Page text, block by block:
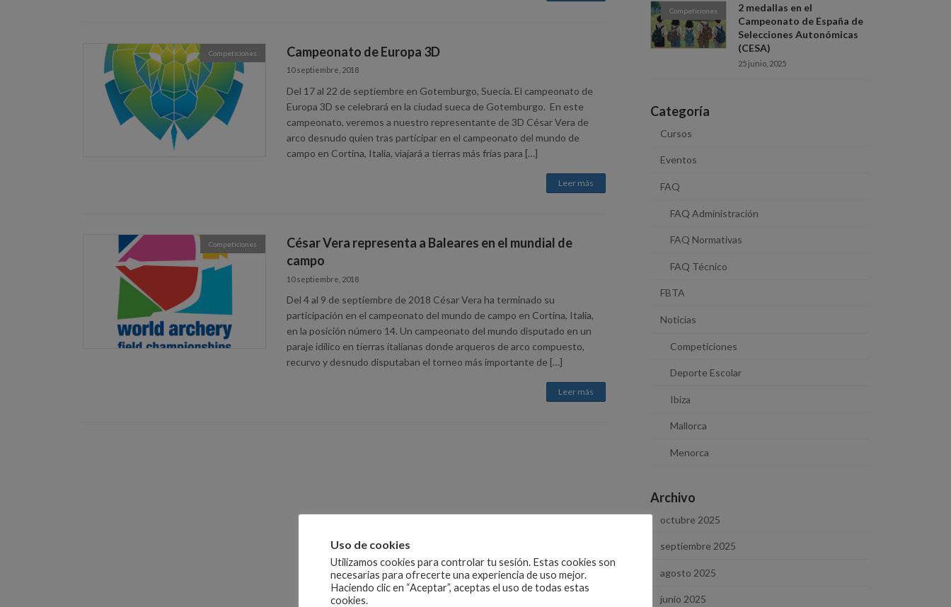
Competiciones Campeonato de Europa 3D
10 septiembre, 2018
Del 17 al 22 de septiembre en Gotemburgo, Suecia. El campeonato de
Europa 3D se celebrará en la ciudad sueca de Gotemburgo. En este
campeonato, veremos a nuestro representante de 3D César Vera de
arco desnudo quien tras participar en el campeonato del mundo de
campo en Cortina, Italia, viajará a tierras más frías para […]
Leer más
Competiciones
César Vera representa a Baleares en el mundial de
campo
10 septiembre, 2018
Del 4 al 9 de septiembre de 2018 César Vera ha terminado su
participación en el campeonato del mundo de campo en Cortina, Italia,
en la posición número 14. Un campeonato del mundo disputado en un
paraje idílico en tierras italianas donde arqueros de arco compuesto,
recurvo y desnudo disputaban el torneo más importante de […]
Leer más
Competiciones
2 medallas en el
Campeonato de España de
Selecciones Autonómicas
(CESA)
25 junio, 2025
Categoría
Cursos
Eventos
FAQ
FAQ Administración
FAQ Normativas
FAQ Técnico
FBTA
Noticias
Competiciones
Deporte Escolar
Ibiza
Mallorca
Menorca
Archivo
octubre 2025
septiembre 2025
agosto 2025
junio 2025
Uso de cookies
Utilizamos cookies para controlar tu sesión. Estas cookies son
necesarias para ofrecerte una experiencia de uso mejor.
Haciendo clic en “Aceptar”, aceptas el uso de todas estas
cookies.